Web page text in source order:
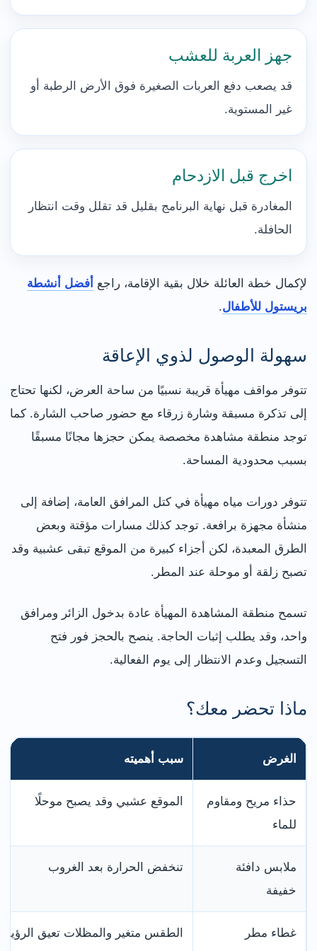
جهز العربة للعشب
قد يصعب دفع العربات الصغيرة فوق الأرض الرطبة أو
غير المستوية.
اخرج قبل الازدحام
المغادرة قبل نهاية البرنامج بقليل قد تقلل وقت انتظار
الحافلة.
لإكمال خطة العائلة خلال بقية الإقامة، راجع أفضل أنشطة
بريستول للأطفال.
سهولة الوصول لذوي الإعاقة
تتوفر مواقف مهيأة قريبة نسبيًا من ساحة العرض، لكنها تحتاج
إلى تذكرة مسبقة وشارة زرقاء مع حضور صاحب الشارة. كما
توجد منطقة مشاهدة مخصصة يمكن حجزها مجانًا مسبقًا
بسبب محدودية المساحة.
تتوفر دورات مياه مهيأة في كتل المرافق العامة، إضافة إلى
منشأة مجهزة برافعة. توجد كذلك مسارات مؤقتة وبعض
الطرق المعبدة، لكن أجزاء كبيرة من الموقع تبقى عشبية وقد
تصبح زلقة أو موحلة عند المطر.
تسمح منطقة المشاهدة المهيأة عادة بدخول الزائر ومرافق
واحد، وقد يطلب إثبات الحاجة. ينصح بالحجز فور فتح
التسجيل وعدم الانتظار إلى يوم الفعالية.
ماذا تحضر معك؟
الغرض سبب أهميته
حذاء مريح ومقاوم
للماء
الموقع عشبي وقد يصبح موحلًا
ملابس دافئة
خفيفة
تنخفض الحرارة بعد الغروب
غطاء مطر
الطقس متغير والمظلات تعيق الرؤية